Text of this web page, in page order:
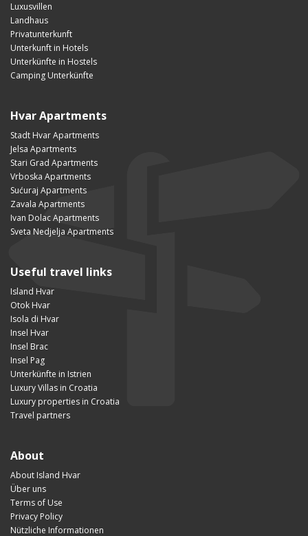
Luxusvillen
Landhaus
Privatunterkunft
Unterkunft in Hotels
Unterkünfte in Hostels
Camping Unterkünfte
Hvar Apartments
Stadt Hvar Apartments
Jelsa Apartments
Stari Grad Apartments
Vrboska Apartments
Sućuraj Apartments
Zavala Apartments
Ivan Dolac Apartments
Sveta Nedjelja Apartments
Useful travel links
Island Hvar
Otok Hvar
Isola di Hvar
Insel Hvar
Insel Brac
Insel Pag
Unterkünfte in Istrien
Luxury Villas in Croatia
Luxury properties in Croatia
Travel partners
About
About Island Hvar
Über uns
Terms of Use
Privacy Policy
Nützliche Informationen